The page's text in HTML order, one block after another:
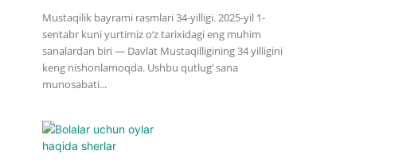
Mustaqilik bayrami rasmlari 34-yilligi. 2025-yil 1-
sentabr kuni yurtimiz o‘z tarixidagi eng muhim
sanalardan biri — Davlat Mustaqilligining 34 yilligini
keng nishonlamoqda. Ushbu qutlug‘ sana
munosabati...